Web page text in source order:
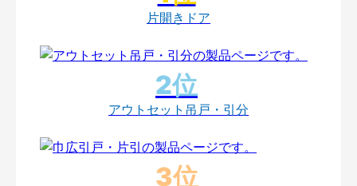
片開きドア
アウトセット吊戸・引分